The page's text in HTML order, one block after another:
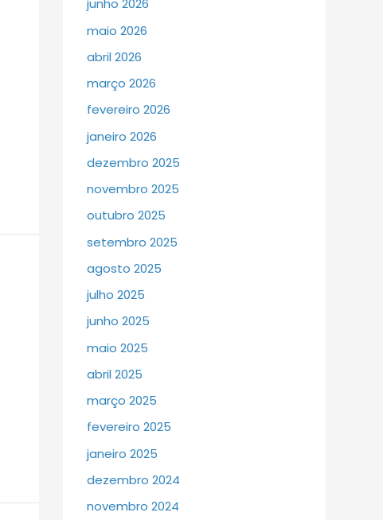
junho 2026
maio 2026
abril 2026
março 2026
fevereiro 2026
janeiro 2026
dezembro 2025
novembro 2025
outubro 2025
setembro 2025
agosto 2025
julho 2025
junho 2025
maio 2025
abril 2025
março 2025
fevereiro 2025
janeiro 2025
dezembro 2024
novembro 2024